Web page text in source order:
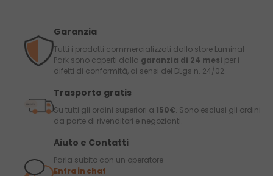
Garanzia
Tutti i prodotti commercializzati dallo store Luminal
Park sono coperti dalla garanzia di 24 mesi per i
difetti di conformità, ai sensi del DLgs n. 24/02.
Trasporto gratis
Su tutti gli ordini superiori a 150€. Sono esclusi gli ordini
da parte di rivenditori e negozianti.
Aiuto e Contatti
Parla subito con un operatore
Entra in chat